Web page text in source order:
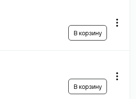
В корзину
В корзину